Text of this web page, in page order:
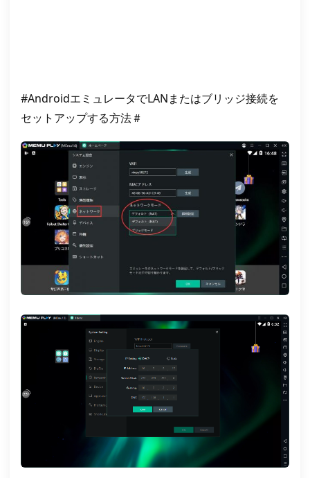
#AndroidエミュレータでLANまたはブリッジ接続を
セットアップする方法＃